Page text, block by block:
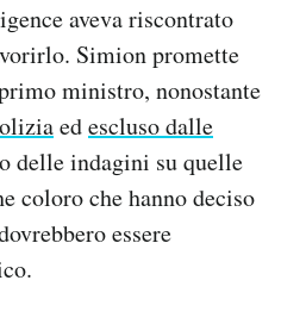
aveva riscontrato
Simion promette
ministro, nonostante
edescluso dalle
delle indagini su quelle
coloro che hanno deciso
essere